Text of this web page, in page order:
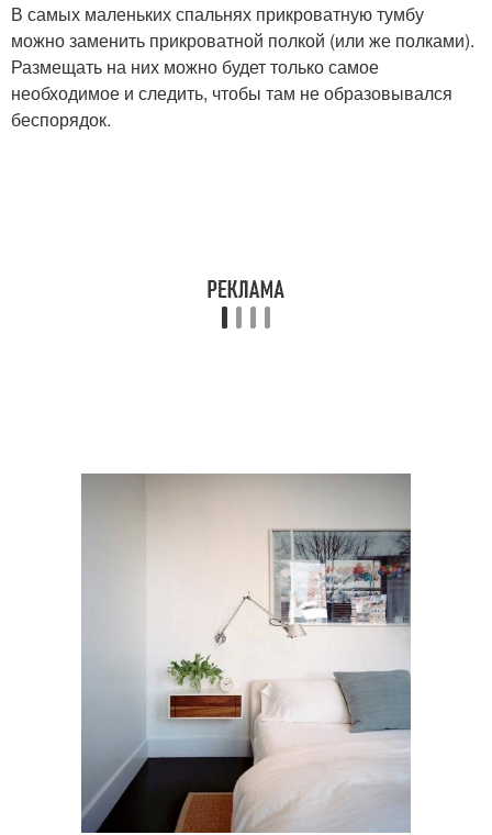
В самых маленьких спальнях прикроватную тумбу
можно заменить прикроватной полкой (или же полками).
Размещать на них можно будет только самое
необходимое и следить, чтобы там не образовывался
беспорядок.